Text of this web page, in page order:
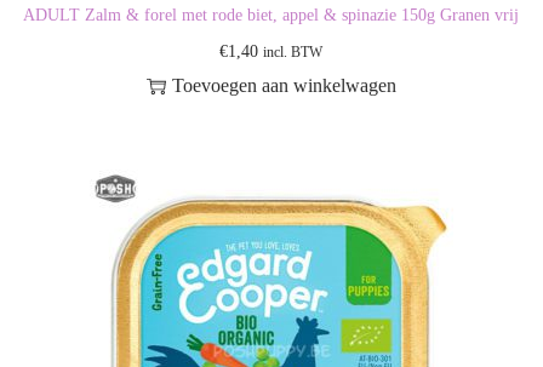
ADULT Zalm & forel met rode biet, appel & spinazie 150g Granen vrij
€1,40 incl. BTW
Toevoegen aan winkelwagen